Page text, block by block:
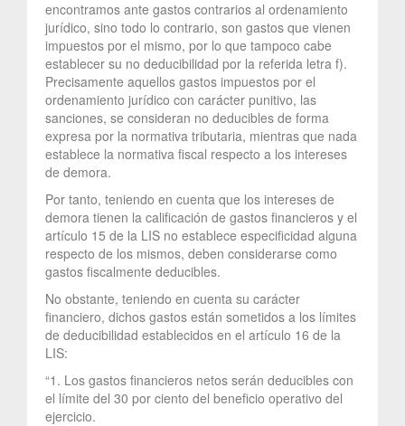
encontramos ante gastos contrarios al ordenamiento
jurídico, sino todo lo contrario, son gastos que vienen
impuestos por el mismo, por lo que tampoco cabe
establecer su no deducibilidad por la referida letra f).
Precisamente aquellos gastos impuestos por el
ordenamiento jurídico con carácter punitivo, las
sanciones, se consideran no deducibles de forma
expresa por la normativa tributaria, mientras que nada
establece la normativa fiscal respecto a los intereses
de demora.
Por tanto, teniendo en cuenta que los intereses de
demora tienen la calificación de gastos financieros y el
artículo 15 de la LIS no establece especificidad alguna
respecto de los mismos, deben considerarse como
gastos fiscalmente deducibles.
No obstante, teniendo en cuenta su carácter
financiero, dichos gastos están sometidos a los límites
de deducibilidad establecidos en el artículo 16 de la
LIS:
“1. Los gastos financieros netos serán deducibles con
el límite del 30 por ciento del beneficio operativo del
ejercicio.